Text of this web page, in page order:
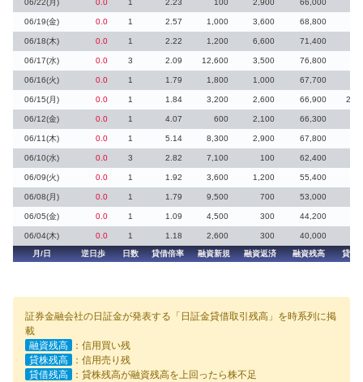
06/19(金) 0.0 1 2.57 1,000 3,600 68,800
06/18(木) 0.0 1 2.22 1,200 6,600 71,400
06/17(水) 0.0 3 2.09 12,600 3,500 76,800
06/16(火) 0.0 1 1.79 1,800 1,000 67,700
06/15(月) 0.0 1 1.84 3,200 2,600 66,900
06/12(金) 0.0 1 4.07 600 2,100 66,300
06/11(木) 0.0 1 5.14 8,300 2,900 67,800
06/10(水) 0.0 3 2.82 7,100 100 62,400
06/09(火) 0.0 1 1.92 3,600 1,200 55,400
06/08(月) 0.0 1 1.79 9,500 700 53,000
06/05(金) 0.0 1 1.09 4,500 300 44,200
06/04(木) 0.0 1 1.18 2,600 300 40,000
月/日
逆日歩 日数 貸借倍率 融資新規 融資返済 融資残高 貸株
証券金融会社の日証金が発表する「日証金貸借取引残高」を時系列に掲
載
融資残高
：信用買い残
貸株残高
：信用売り残
貸借残高
：貸株残高が融資残高を上回ったら株不足